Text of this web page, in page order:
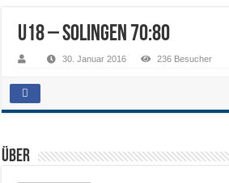
u18 – Solingen 70:80
30. Januar 2016 236 Besucher
Über